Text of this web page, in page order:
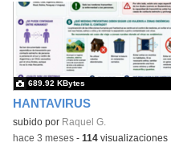
HANTAVIRUS
Contenido educativo.
subido por Raquel G.
689.92 KBytes
-hace 3 meses- 114visualizaciones